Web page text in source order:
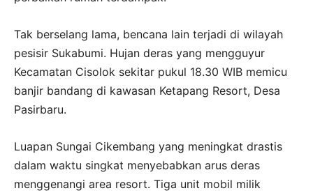
Tak berselang lama, bencana lain terjadi di wilayah
pesisir Sukabumi. Hujan deras yang mengguyur
Kecamatan Cisolok sekitar pukul 18.30 WIB memicu
banjir bandang di kawasan Ketapang Resort, Desa
Pasirbaru.
Luapan Sungai Cikembang yang meningkat drastis
dalam waktu singkat menyebabkan arus deras
menggenangi area resort. Tiga unit mobil milik